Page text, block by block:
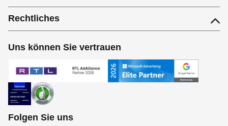
Rechtliches
Uns können Sie vertrauen
Folgen Sie uns